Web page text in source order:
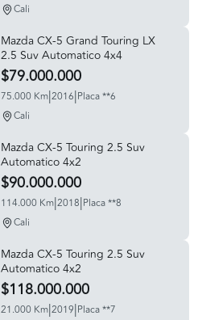
Cali
Mazda CX-5 Grand Touring LX
2.5 Suv Automatico 4x4
$79.000.000
75.000 Km|2016|Placa **6
Cali
Mazda CX-5 Touring 2.5 Suv
Automatico 4x2
$90.000.000
114.000 Km|2018|Placa **8
Cali
Mazda CX-5 Touring 2.5 Suv
Automatico 4x2
$118.000.000
21.000 Km|2019|Placa **7